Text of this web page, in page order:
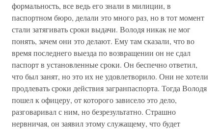
формальность, все ведь его знали в милиции, в
паспортном бюро, делали это много раз, но в тот момент
стали затягивать сроки выдачи. Володя никак не мог
понять, зачем они это делают. Ему там сказали, что во
время последнего выезда по возвращении он не сдал
паспорт в установленные сроки. Он беспечно ответил,
что был занят, но это их не удовлетворило. Они не хотели
продлевать сроки действия загранпаспорта. Тогда Володя
пошел к офицеру, от которого зависело это дело,
разговаривал с ним, но безрезультатно. Страшно
нервничая, он заявил этому служащему, что будет